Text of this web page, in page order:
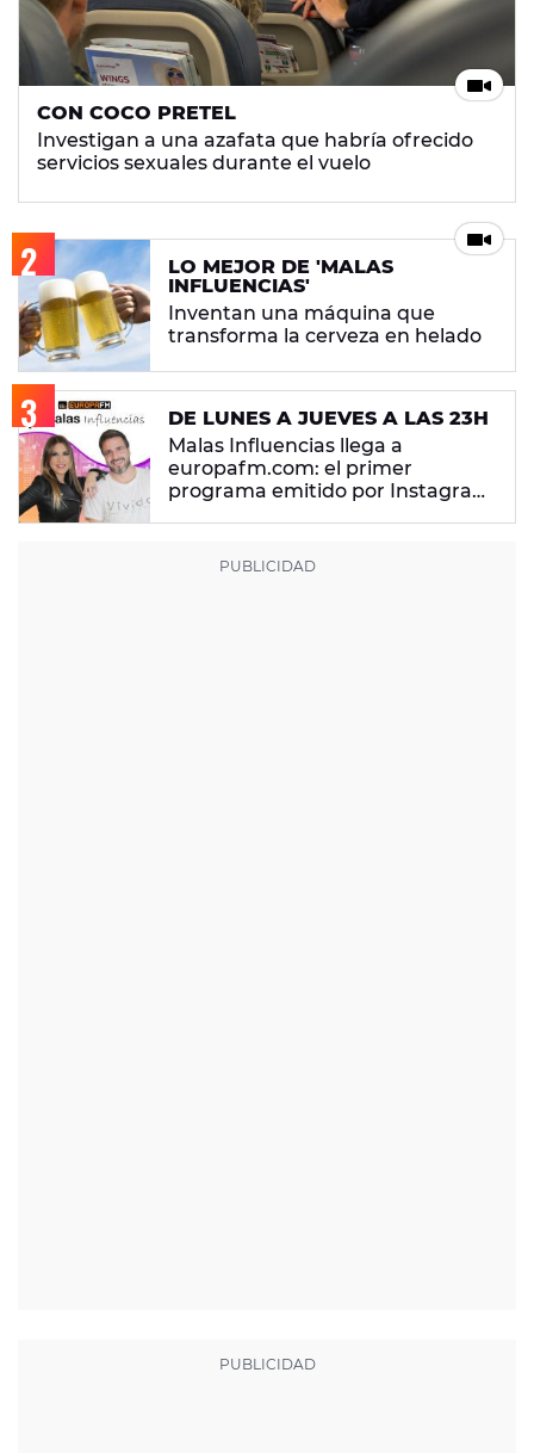
CON COCO PRETEL
Investigan a una azafata que habría ofrecido
servicios sexuales durante el vuelo
LO MEJOR DE 'MALAS
INFLUENCIAS'
Inventan una máquina que
transforma la cerveza en helado
DE LUNES A JUEVES A LAS 23H
Malas Influencias llega a
europafm.com: el primer
programa emitido por Instagram